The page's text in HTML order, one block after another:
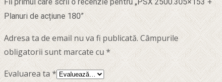
Fii primul care scrii o recenzie pentru „PSX 2500.305×153 +
Planuri de acțiune 180”
Adresa ta de email nu va fi publicată. Câmpurile
obligatorii sunt marcate cu*
Evaluarea ta *